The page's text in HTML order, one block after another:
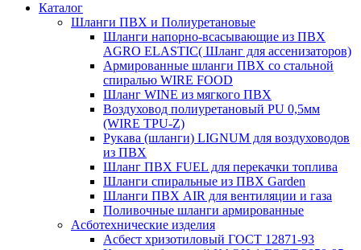
Каталог
Шланги ПВХ и Полиуретановые
Шланги напорно-всасывающие из ПВХ
AGRO ELASTIC( Шланг для ассенизаторов)
Армированные шланги ПВХ со стальной
спиралью WIRE FOOD
Шланг WINE из мягкого ПВХ
Воздуховод полиуретановый PU 0,5мм
(WIRE TPU-Z)
Рукава (шланги) LIGNUM для воздуховодов
из ПВХ
Шланг ПВХ FUEL для перекачки топлива
Шланги спиральные из ПВХ Garden
Шланги ПВХ AIR для вентиляции и газа
Поливочные шланги армированные
Асботехнические изделия
Асбест хризотиловый ГОСТ 12871-93